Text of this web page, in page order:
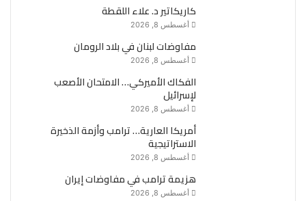
كاريكاتير د. علاء اللقطة
أغسطس 8, 2026
مفاوضات لبنان في بلاد الرومان
أغسطس 8, 2026
الفكاك الأميركي… الامتحان الأصعب
لإسرائيل
أغسطس 8, 2026
أمريكا العارية… ترامب وأزمة الذخيرة
الاستراتيجية
أغسطس 8, 2026
هزيمة ترامب في مفاوضات إيران
أغسطس 8, 2026